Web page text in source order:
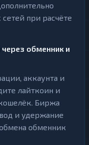
при расчёте
обменник и
аккаунта и
лайткоин и
Биржа
и удержание
обменник